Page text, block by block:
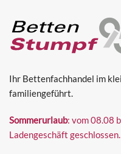
Ihr Bettenfachhandel im
familiengeführt.
Sommerurlaub: vom 08.08
Ladengeschäft geschlossen.